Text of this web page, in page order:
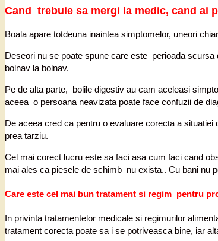
Cand trebuie sa mergi la medic, cand ai
Boala apare totdeuna inaintea simptomelor, uneori
Deseori nu se poate spune care este perioada
bolnav la bolnav.
Pe de alta parte, bolile digestiv au cam aceleasi
aceea o persoana neavizata poate face confuzii de
De aceea cred ca pentru o evaluare corecta a
prea tarziu.
Cel mai corect lucru este sa faci asa cum faci cand
mai ales ca piesele de schimb nu exista.. Cu bani nu
Care este cel mai bun tratament si regim pentru
In privinta tratamentelor medicale si regimurilor
tratament corecta poate sa i se potriveasca bine, iar